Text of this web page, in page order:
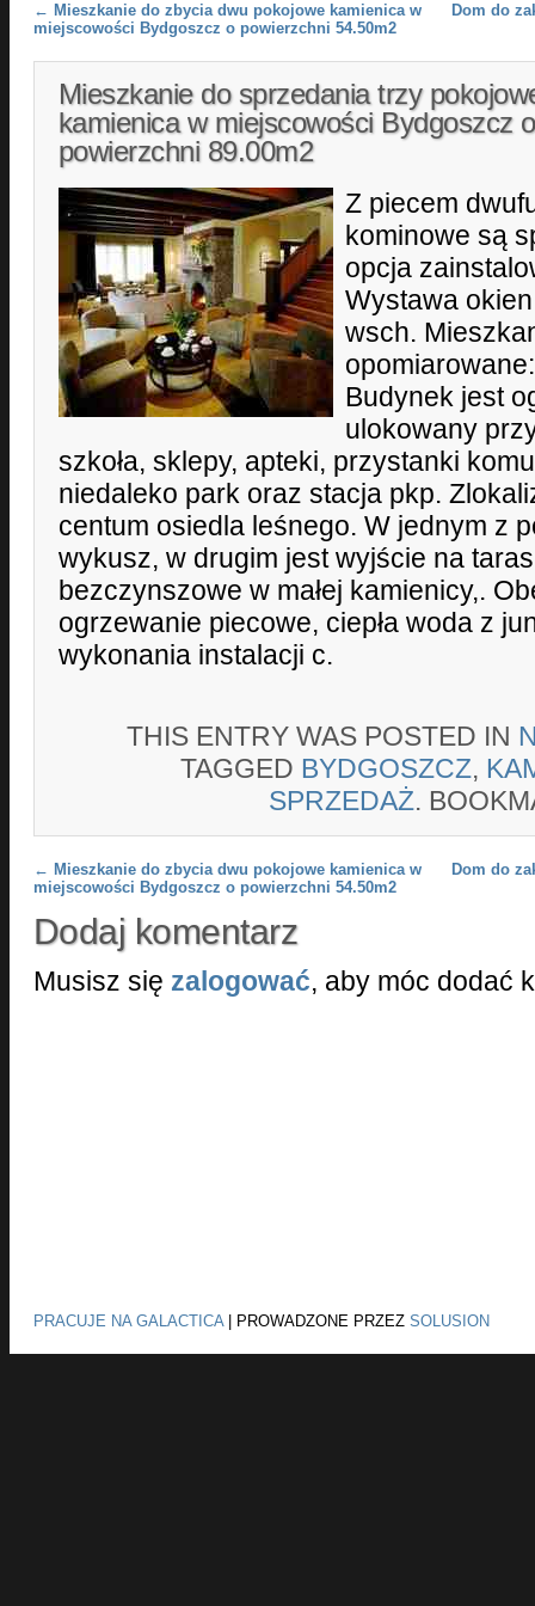
Post navigation
← Mieszkanie do zbycia dwu pokojowe kamienica w
miejscowości Bydgoszcz o powierzchni 54.50m2
Dom do
Mieszkanie do sprzedania trzy
kamienica w miejscowości Bydgoszcz o
powierzchni 89.00m2
Z piecem
kominowe są
opcja
Wystawa
wsch.
Budynek jest
ulokowany
szkoła, sklepy, apteki, przystanki
niedaleko park oraz stacja pkp.
centum osiedla leśnego. W jednym z
wykusz, w drugim jest wyjście na
bezczynszowe w małej kamienicy,.
ogrzewanie piecowe, ciepła woda z
wykonania instalacji c.
THIS ENTRY WAS POSTED IN
TAGGED BYDGOSZCZ,
SPRZEDAŻ.
Post navigation
← Mieszkanie do zbycia dwu pokojowe kamienica w
miejscowości Bydgoszcz o powierzchni 54.50m2
Dom do
Dodaj komentarz
Musisz się zalogować, aby móc dodać
PRACUJE NA GALACTICA| PROWADZONE PRZEZ SOLUSION